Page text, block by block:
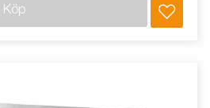
Köp